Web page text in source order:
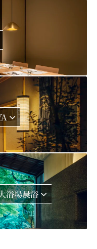
浴場晨浴